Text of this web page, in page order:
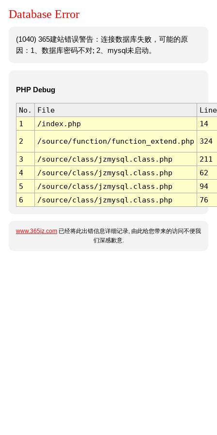
Database Error
(1040) 365建站错误警告：连接数据库失败，可能的原
因：1、数据库密码不对; 2、mysql未启动。
PHP Debug
No. File
Line
1
/index.php 14
2 /source/function/function_extend.php 324
3 /source/class/jzmysql.class.php
211
4
/source/class/jzmysql.class.php
62
5
/source/class/jzmysql.class.php
94
6
/source/class/jzmysql.class.php 76
www.365jz.com 已经将此出错信息详细记录, 由此给您带来的访问不便我
们深感歉意.